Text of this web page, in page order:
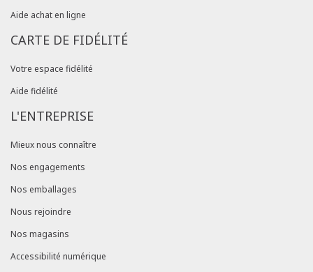
Aide achat en ligne
CARTE DE FIDÉLITÉ
Votre espace fidélité
Aide fidélité
L'ENTREPRISE
Mieux nous connaître
Nos engagements
Nos emballages
Nous rejoindre
Nos magasins
Accessibilité numérique